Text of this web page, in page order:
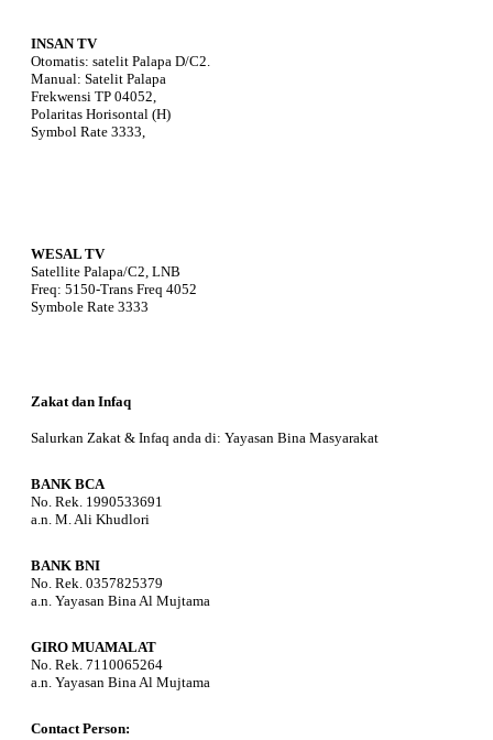
INSAN TV
Otomatis: satelit Palapa D/C2.
Manual: Satelit Palapa
Frekwensi TP 04052,
Polaritas Horisontal (H)
Symbol Rate 3333,
WESAL TV
Satellite Palapa/C2, LNB
Freq: 5150-Trans Freq 4052
Symbole Rate 3333
Zakat dan Infaq
Salurkan Zakat & Infaq anda di: Yayasan Bina Masyarakat
BANK BCA
No. Rek. 1990533691
a.n. M. Ali Khudlori
BANK BNI
No. Rek. 0357825379
a.n. Yayasan Bina Al Mujtama
GIRO MUAMALAT
No. Rek. 7110065264
a.n. Yayasan Bina Al Mujtama
Contact Person: